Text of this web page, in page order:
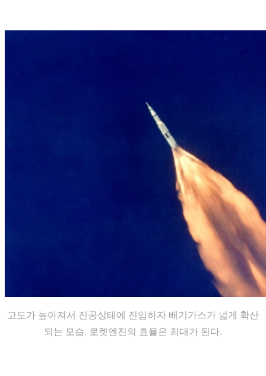
고도가 높아져서 진공상태에 진입하자 배기가스가 넓게 확산
되는 모습. 로켓엔진의 효율은 최대가 된다.